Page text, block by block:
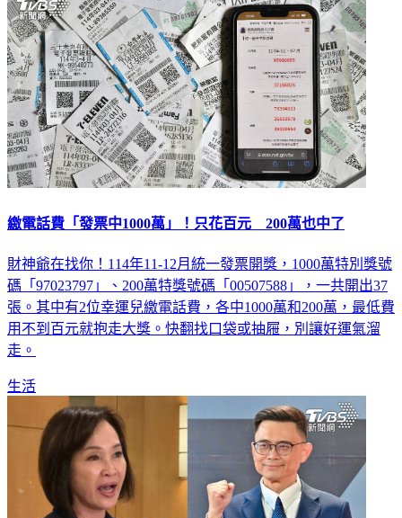
繳電話費「發票中1000萬」！只花百元 200萬也中了
財神爺在找你！114年11-12月統一發票開獎，1000萬特別獎號
碼「97023797」、200萬特獎號碼「00507588」，一共開出37
張。其中有2位幸運兒繳電話費，各中1000萬和200萬，最低費
用不到百元就抱走大獎。快翻找口袋或抽屜，別讓好運氣溜
走。
生活